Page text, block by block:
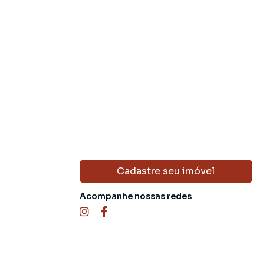
Cadastre seu imóvel
Acompanhe nossas redes